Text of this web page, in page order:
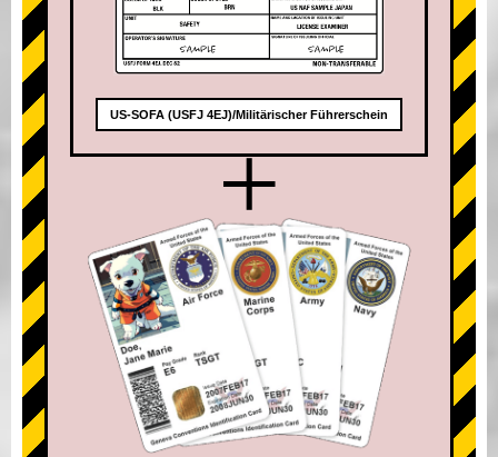
US-SOFA (USFJ 4EJ)/Militärischer Führerschein
+